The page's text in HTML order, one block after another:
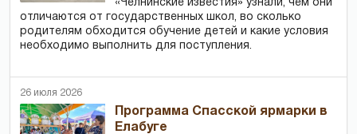
«Челнинские известия» узнали, чем они
отличаются от государственных школ, во сколько
родителям обходится обучение детей и какие условия
необходимо выполнить для поступления.
26 июля 2026
Программа Спасской ярмарки в
Елабуге